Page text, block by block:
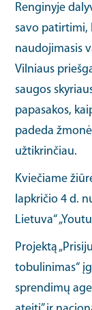
Renginyje
savo patirtimi,
naudojimasis
Vilniaus
saugos
papasakos,
padeda
užtikrinčiau.
Kviečiame
lapkričio 4 d.
Lietuva“
Projektą
tobulinimas“
sprendimų